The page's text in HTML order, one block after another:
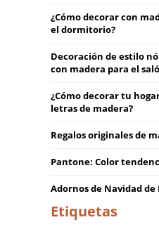
¿Cómo decorar con
el dormitorio?
Decoración de estilo
con madera para el
¿Cómo decorar tu
letras de madera?
Regalos originales de
Pantone: Color
Adornos de Navidad de
Etiquetas